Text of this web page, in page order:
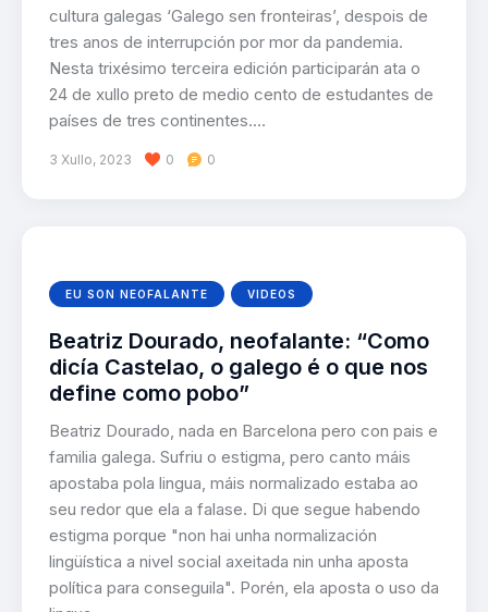
cultura galegas ‘Galego sen fronteiras’, despois de
tres anos de interrupción por mor da pandemia.
Nesta trixésimo terceira edición participarán ata o
24 de xullo preto de medio cento de estudantes de
países de tres continentes.…
3 Xullo, 2023 0 0
EU SON NEOFALANTE VIDEOS
Beatriz Dourado, neofalante: “Como
dicía Castelao, o galego é o que nos
define como pobo”
Beatriz Dourado, nada en Barcelona pero con pais e
familia galega. Sufriu o estigma, pero canto máis
apostaba pola lingua, máis normalizado estaba ao
seu redor que ela a falase. Di que segue habendo
estigma porque "non hai unha normalización
lingüística a nivel social axeitada nin unha aposta
política para conseguila". Porén, ela aposta o uso da